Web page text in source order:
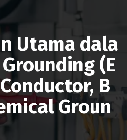
Utama dala
(E
B
Groun